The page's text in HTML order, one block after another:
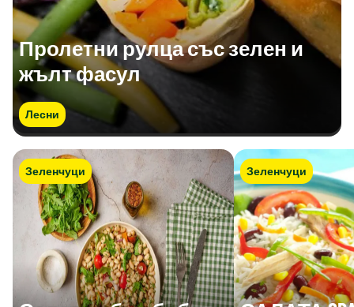
Пролетни рулца със зелен и
жълт фасул
Лесни
Зеленчуци Зеленчуци